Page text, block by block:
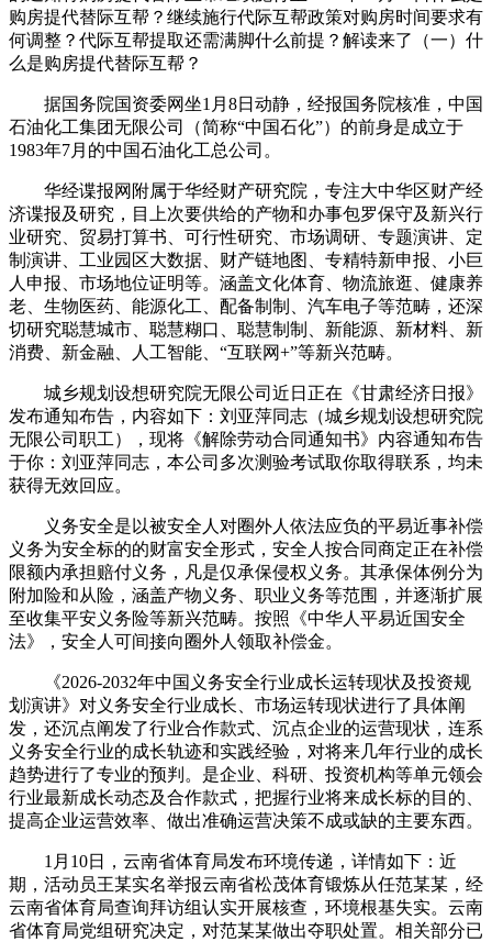
购房提代替际互帮？继续施行代际互帮政策对购房时间要求有
何调整？代际互帮提取还需满脚什么前提？解读来了（一）什
么是购房提代替际互帮？
据国务院国资委网坐1月8日动静，经报国务院核准，中国
石油化工集团无限公司（简称“中国石化”）的前身是成立于
1983年7月的中国石油化工总公司。
华经谍报网附属于华经财产研究院，专注大中华区财产经
济谍报及研究，目上次要供给的产物和办事包罗保守及新兴行
业研究、贸易打算书、可行性研究、市场调研、专题演讲、定
制演讲、工业园区大数据、财产链地图、专精特新申报、小巨
人申报、市场地位证明等。涵盖文化体育、物流旅逛、健康养
老、生物医药、能源化工、配备制制、汽车电子等范畴，还深
切研究聪慧城市、聪慧糊口、聪慧制制、新能源、新材料、新
消费、新金融、人工智能、“互联网+”等新兴范畴。
城乡规划设想研究院无限公司近日正在《甘肃经济日报》
发布通知布告，内容如下：刘亚萍同志（城乡规划设想研究院
无限公司职工），现将《解除劳动合同通知书》内容通知布告
于你：刘亚萍同志，本公司多次测验考试取你取得联系，均未
获得无效回应。
义务安全是以被安全人对圈外人依法应负的平易近事补偿
义务为安全标的的财富安全形式，安全人按合同商定正在补偿
限额内承担赔付义务，凡是仅承保侵权义务。其承保体例分为
附加险和从险，涵盖产物义务、职业义务等范围，并逐渐扩展
至收集平安义务险等新兴范畴。按照《中华人平易近国安全
法》，安全人可间接向圈外人领取补偿金。
《2026-2032年中国义务安全行业成长运转现状及投资规
划演讲》对义务安全行业成长、市场运转现状进行了具体阐
发，还沉点阐发了行业合作款式、沉点企业的运营现状，连系
义务安全行业的成长轨迹和实践经验，对将来几年行业的成长
趋势进行了专业的预判。是企业、科研、投资机构等单元领会
行业最新成长动态及合作款式，把握行业将来成长标的目的、
提高企业运营效率、做出准确运营决策不成或缺的主要东西。
1月10日，云南省体育局发布环境传递，详情如下：近
期，活动员王某实名举报云南省松茂体育锻炼从任范某某，经
云南省体育局查询拜访组认实开展核查，环境根基失实。云南
省体育局党组研究决定，对范某某做出夺职处置。相关部分已